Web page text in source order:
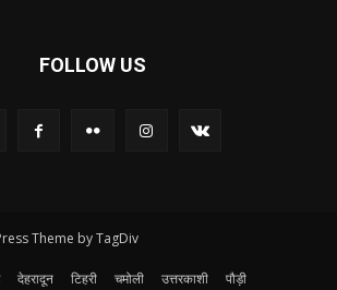
FOLLOW US
Theme by TagDiv
देहरादून टिहरी चमोली उत्तरकाशी पौड़ी